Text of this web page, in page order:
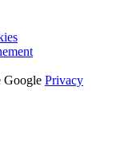
Google Privacy